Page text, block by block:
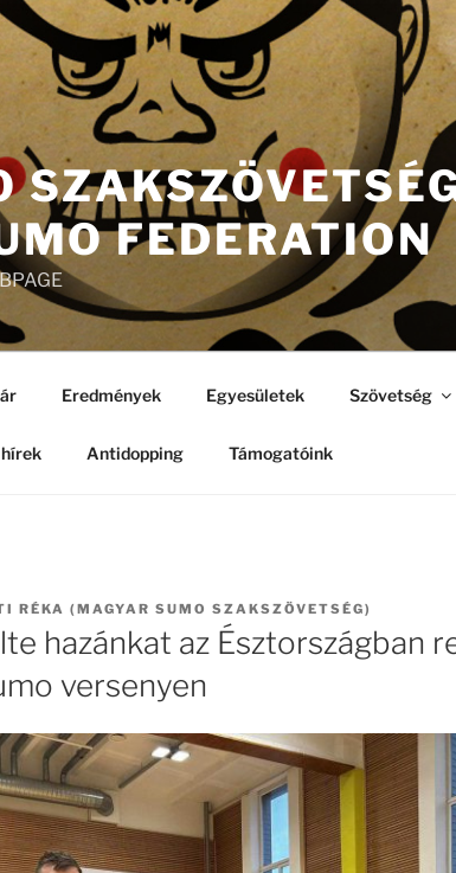
FEDERATION
Eredmények Egyesületek Szövetség
hírek Antidopping Támogatóink
RÉKA (MAGYAR SUMO SZAKSZÖVETSÉG)
hazánkat az Észtországban
versenyen